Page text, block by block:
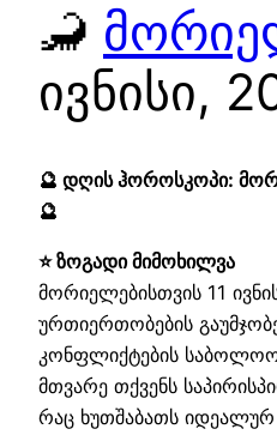
🦂
ივნისი,
🔮 დღის ჰოროსკოპი:
🔮
⭐ ზოგადი მიმოხილვა
მორიელებისთვის 11
ურთიერთობების
კონფლიქტების
მთვარე თქვენს
რაც ხუთშაბათს